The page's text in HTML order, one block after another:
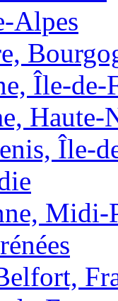
Alpes
Île-de-
Haute-
Île-
Midi-